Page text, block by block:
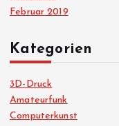
Februar 2019
Kategorien
3D-Druck
Amateurfunk
Computerkunst